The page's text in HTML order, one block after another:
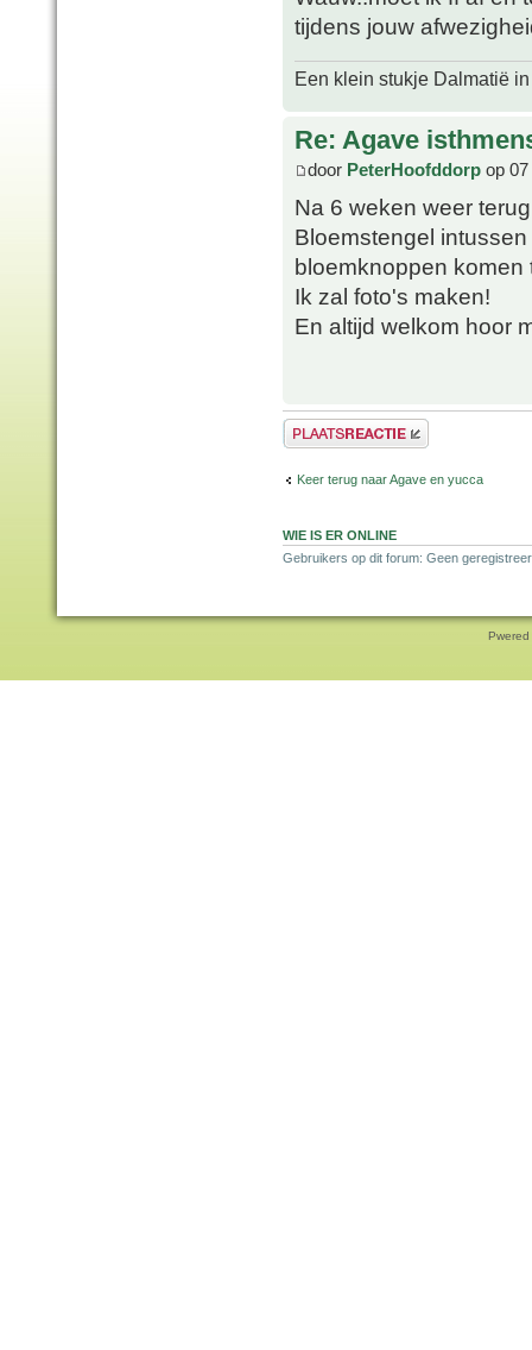
tijdens jouw
Een klein stukje Dalmatië
Re: Agave
door PeterHoofddorp op
Na 6 weken weer
Bloemstengel
bloemknoppen komen
Ik zal foto's maken!
En altijd welkom hoor
Plaats een reactie
Keer terug naar Agave en yucca
WIE IS ER ONLINE
Gebruikers op dit forum: Geen